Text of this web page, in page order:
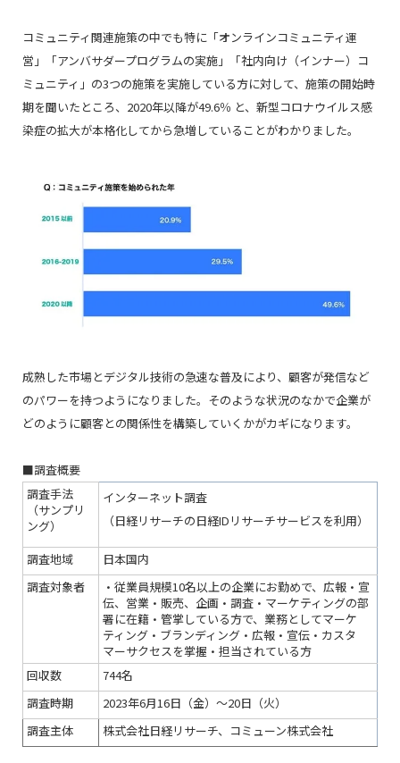
コミュニティ関連施策の中でも特に「オンラインコミュニティ運
営」「アンバサダープログラムの実施」「社内向け（インナー）コ
ミュニティ」の3つの施策を実施している方に対して、施策の開始時
期を聞いたところ、2020年以降が49.6％ と、新型コロナウイルス感
染症の拡大が本格化してから急増していることがわかりました。
成熟した市場とデジタル技術の急速な普及により、顧客が発信など
のパワーを持つようになりました。そのような状況のなかで企業が
どのように顧客との関係性を構築していくかがカギになります。
■調査概要
調査手法
（サンプリ
ング）
インターネット調査
（日経リサーチの日経IDリサーチサービスを利用）
調査地域
日本国内
調査対象者
・従業員規模10名以上の企業にお勤めで、広報・宣
伝、営業・販売、企画・調査・マーケティングの部
署に在籍・管掌している方で、業務としてマーケ
ティング・ブランディング・広報・宣伝・カスタ
マーサクセスを掌握・担当されている方
回収数
744名
調査時期
2023年6月16日（金）～20日（火）
調査主体
株式会社日経リサーチ、コミューン株式会社